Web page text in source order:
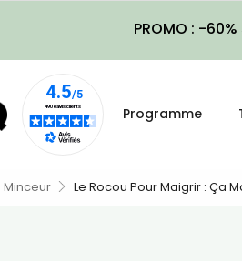
PROMO : -
Programme
Minceur Le Rocou Pour Maigrir : Ça